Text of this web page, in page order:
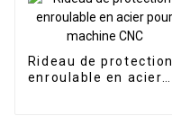
Rideau de protection
enroulable en acier